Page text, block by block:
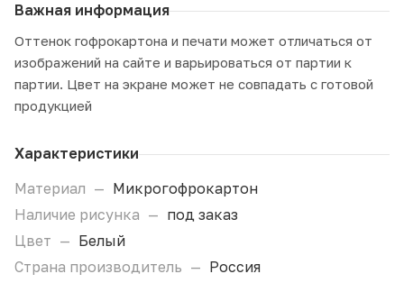
Важная информация
Оттенок гофрокартона и печати может отличаться от
изображений на сайте и варьироваться от партии к
партии. Цвет на экране может не совпадать с готовой
продукцией
Характеристики
Материал — Микрогофрокартон
Наличие рисунка — под заказ
Цвет — Белый
Страна производитель — Россия